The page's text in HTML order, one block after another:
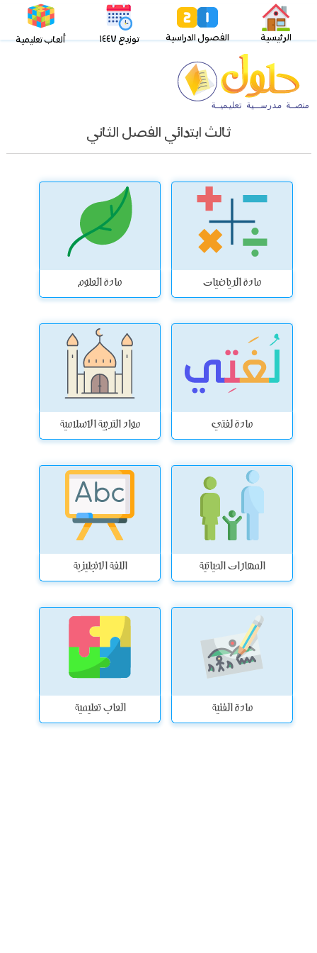
الرئيسية الفصول الدراسية توزيع ١٤٤٧ ألعاب تعليمية
ثالث ابتدائي الفصل الثاني
مادة الرياضيات مادة العلوم
مادة لغتي مواد التربية الاسلامية
المهارات الحياتية اللغة الانجليزية
مادة الفنية العاب تعليمية